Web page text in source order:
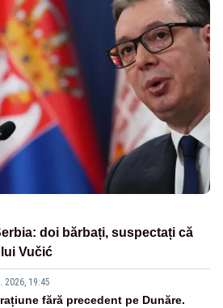
doi bărbați, suspectați că
Vučić
2026, 19:45
fără precedent pe Dunăre.